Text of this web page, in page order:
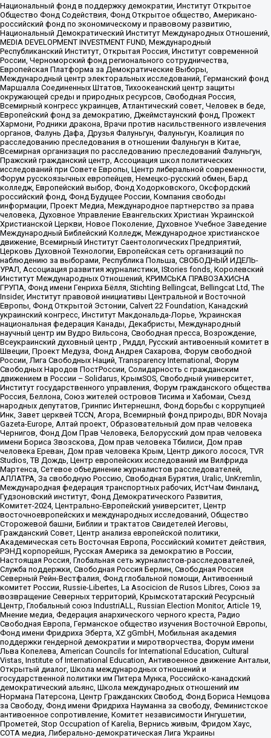
Национальный фонд в поддержку демократии, Институт Открытое
Общество Фонд Содействия, Фонд Открытое общество, Американо-
российский фонд по экономическому и правовому развитию,
Национальный Демократический Институт Международных Отношений,
MEDIA DEVELOPMENT INVESTMENT FUND, Международный
Республиканский Институт, Открытая Россия, Институт современной
России, Черноморский фонд регионального сотрудничества,
Европейская Платформа за Демократические Выборы,
Международный центр электоральных исследований, Германский фонд
Маршалла Соединенных Штатов, Тихоокеанский центр защиты
окружающей среды и природных ресурсов, Свободная Россия,
Всемирный конгресс украинцев, Атлантический совет, Человек в беде,
Европейский фонд за демократию, Джеймстаунский фонд, Прожект
Хармони, Родники дракона, Врачи против насильственного извлечения
органов, Фалунь Дафа, Друзья Фалуньгун, Фалуньгун, Коалиция по
расследованию преследования в отношении Фалуньгун в Китае,
Всемирная организация по расследованию преследований Фалуньгун,
Пражский гражданский центр, Ассоциация школ политических
исследований при Совете Европы, Центр либеральной современности,
Форум русскоязычных европейцев, Немецко-русский обмен, Бард
колледж, Европейский выбор, Фонд Ходорковского, Оксфордский
российский фонд, Фонд Будущее России, Компания свободы
информации, Проект Медиа, Международное партнерство за права
человека, Духовное Управление Евангельских Христиан Украинской
Христианской Церкви, Новое Поколение, Духовное Учебное Заведение
Международный Библейский Колледж, Международное христианское
движение, Всемирный Институт Саентологических Предприятий,
Церковь Духовной Технологии, Европейская сеть организаций по
наблюдению за выборами, Республика Польша, СВОБОДНЫЙ ИДЕЛЬ-
УРАЛ, Ассоциация развития журналистики, IStories fonds, Королевский
Институт Международных Отношений, КРИМСЬКА ПРАВОЗАХИСНА
ГРУПА, Фонд имени Генриха Бёлля, Stichting Bellingcat, Bellingcat Ltd, The
Insider, Институт правовой инициативы Центральной и Восточной
Европы, Фонд Открытой Эстонии, Calvert 22 Foundation, Канадский
украинский конгресс, Институт Макдональда-Лорье, Украинская
национальная федерация Канады, Декабристы, Международный
научный центр им Вудро Вильсона, Свободная пресса, Возрождение,
Всеукраинский духовный центр , Риддл, Русский антивоенный комитет в
Швеции, Проект Медуза, Фонд Андрея Сахарова, Форум свободной
России, Лига Свободных Наций, Transparеncy International, Форум
Свободных Народов ПостРоссии, Солидарность с гражданским
движением в России – Solidarus, КрымSOS, Свободный университет,
Институт государственного управления, Форум гражданского общества
Россия, Беллона, Союз жителей островов Тисима и Хабомаи, Съезд
народных депутатов, Гринпис Интернешнл, Фонд борьбы с коррупцией
Инк, Завет церквей TCCN, Агора, Всемирный фонд природы, BDR Novaja
Gazeta-Europe, Алтай проект, Образовательный дом прав человека
Чернигов, Фонд Дом Прав Человека, Белорусский дом прав человека
имени Бориса Звозскова, Дом прав человека Тбилиси, Дом прав
человека Ереван, Дом прав человека Крым, Центр дикого лосося, TVR
Studios, ТВ Дождь, Центр европейских исследований им Вилфрида
Мартенса, Сетевое объединение журналистов расследователей,
АЛЛАТРА, За свободную Россию, Свободная Бурятия, Uralic, UnKremlin,
Международная федерация транспортных рабочих, ИстЧам Финланд,
Гудзоновский институт, Фонд Демократического Развития,
Комитет-2024, Центрально-Европейский университет, Центр
восточноевропейских и международных исследований, Общество
Сторожевой башни, Библии и трактатов Свидетелей Иеговы,
Гражданский Совет, Центр анализа европейской политики,
Академическая сеть Восточная Европа, Российский комитет действия,
РЭНД корпорейшн, Русская Америка за демократию в России,
Настоящая Россия, Глобальная сеть журналистов-расследователей,
Служба поддержки, Свободная Россия Берлин, Свободная Россия
Северный Рейн-Вестфалия, Фонд глобальной помощи, Антивоенный
комитет России, Russie-Libertes, La Asocicion de Rusos Libres, Союз за
возвращение Северных территорий, Крымскотатарский Ресурсный
Центр, Глобальный союз IndustriALL, Russian Election Monitor, Article 19,
Мнение медиа, Федерация анархического черного креста, Радио
Свободная Европа, Германское общество изучения Восточной Европы,
Фонд имени Фридриха Эберта, XZ gGmbH, Мобильная академия
поддержки гендерной демократии и миротворчества, Форум имени
Льва Копелева, American Councils for International Education, Cultural
Vistas, Institute of International Education, Антивоенное движение Антальи,
Открытый диалог, Школа международных отношений и
государственной политики им Питера Мунка, Российско-канадский
демократический альянс, Школа международных отношений им
Нормана Патерсона, Центр Гражданских Свобод, Фонд Бориса Немцова
за Свободу, Фонд имени Фридриха Науманна за свободу, Феминистское
антивоенное сопротивление, Комитет независимости Ингушетии,
Прометей, Stop Occupation of Karelia, Вернись живым, Фридом Хаус,
СОТА медиа, Либерально-демократическая Лига Украины